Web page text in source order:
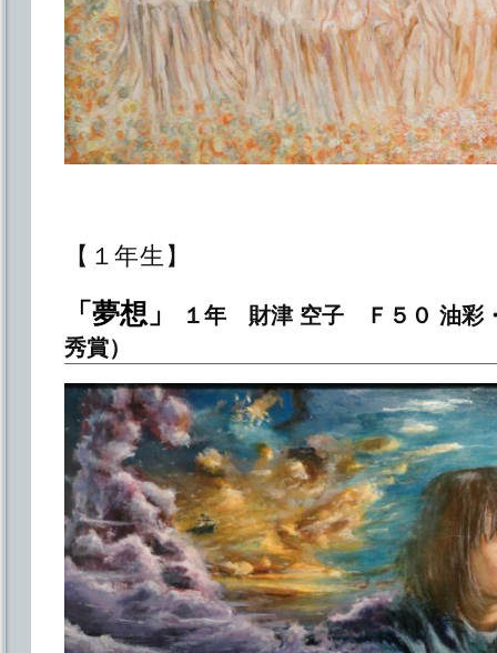
【１年生】
「夢想」
１年 財津 空子 Ｆ５０ 油彩
秀賞）